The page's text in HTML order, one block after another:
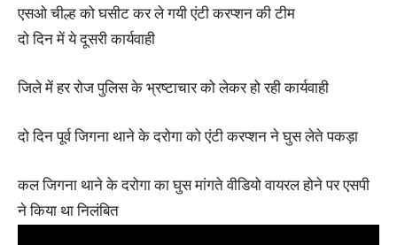
एसओ चील्ह को घसीट कर ले गयी एंटी करप्शन की टीम
दो दिन में ये दूसरी कार्यवाही
जिले में हर रोज पुलिस के भ्रष्टाचार को लेकर हो रही कार्यवाही
दो दिन पूर्व जिगना थाने के दरोगा को एंटी करप्शन ने घुस लेते पकड़ा
कल जिगना थाने के दरोगा का घुस मांगते वीडियो वायरल होने पर एसपी
ने किया था निलंबित